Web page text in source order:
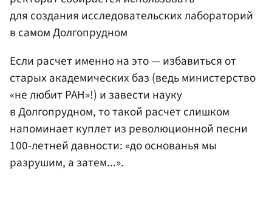
для создания исследовательских лабораторий
в самом Долгопрудном
Если расчет именно на это — избавиться от
старых академических баз (ведь министерство
«не любит РАН»!) и завести науку
в Долгопрудном, то такой расчет слишком
напоминает куплет из революционной песни
100-летней давности: «до основанья мы
разрушим, а затем...».